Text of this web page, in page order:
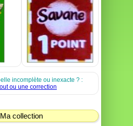
incomplète ou inexacte ? :
ou une correction
Ma collection